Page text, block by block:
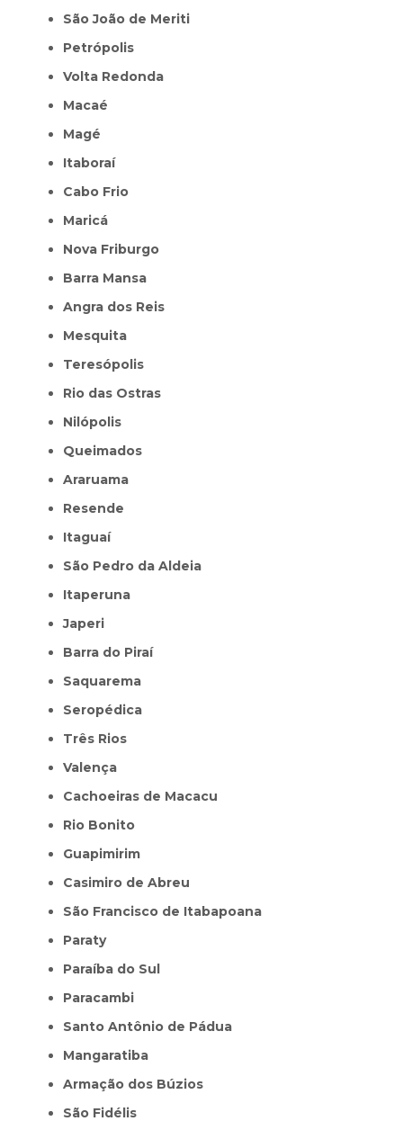
São João de Meriti
Petrópolis
Volta Redonda
Macaé
Magé
Itaboraí
Cabo Frio
Maricá
Nova Friburgo
Barra Mansa
Angra dos Reis
Mesquita
Teresópolis
Rio das Ostras
Nilópolis
Queimados
Araruama
Resende
Itaguaí
São Pedro da Aldeia
Itaperuna
Japeri
Barra do Piraí
Saquarema
Seropédica
Três Rios
Valença
Cachoeiras de Macacu
Rio Bonito
Guapimirim
Casimiro de Abreu
São Francisco de Itabapoana
Paraty
Paraíba do Sul
Paracambi
Santo Antônio de Pádua
Mangaratiba
Armação dos Búzios
São Fidélis